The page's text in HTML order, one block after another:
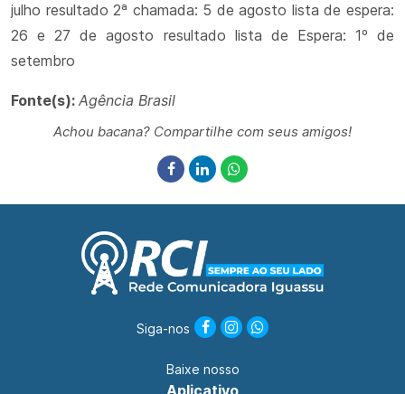
julho resultado 2ª chamada: 5 de agosto lista de espera:
26 e 27 de agosto resultado lista de Espera: 1º de
setembro
Fonte(s): Agência Brasil
Achou bacana? Compartilhe com seus amigos!
Siga-nos
Baixe nosso